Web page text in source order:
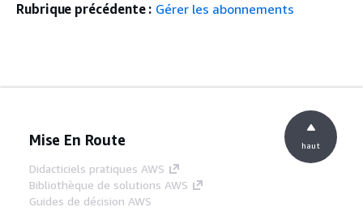
Rubrique précédente : Gérer les abonnements
Mise En Route
Didacticiels pratiques AWS
Bibliothèque de solutions AWS
Guides de décision AWS
haut